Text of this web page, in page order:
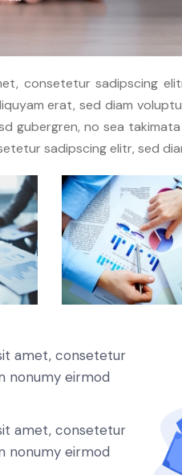
consetetur sadipscing
erat, sed diam
gubergren, no sea
sadipscing elitr, sed
amet, consetetur
nonumy eirmod
amet, consetetur
nonumy eirmod